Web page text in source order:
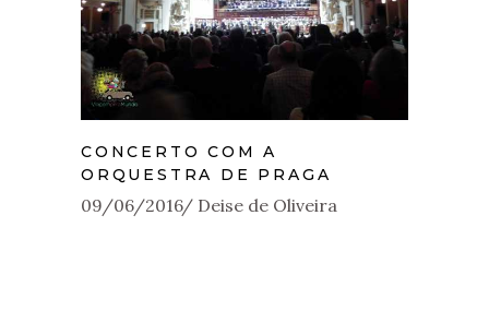
CONCERTO COM A
ORQUESTRA DE PRAGA
09/06/2016 Deise de Oliveira